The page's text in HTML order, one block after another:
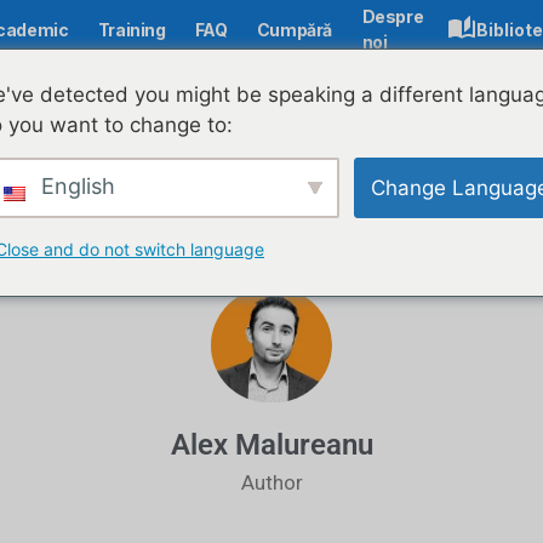
Training FAQ Cumpără
Despre
noi
site-uri cu resurse
pentru profesori
Alex Malureanu
Author
detected you might be speaking a different
you want to change to:
English Change
and do not switch language